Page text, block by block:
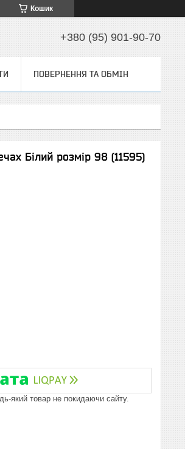
Кошик
+380 (95) 901-90-70
ПОВЕРНЕННЯ ТА ОБМІН
Білий розмір 98 (11595)
який товар не покидаючи сайту.